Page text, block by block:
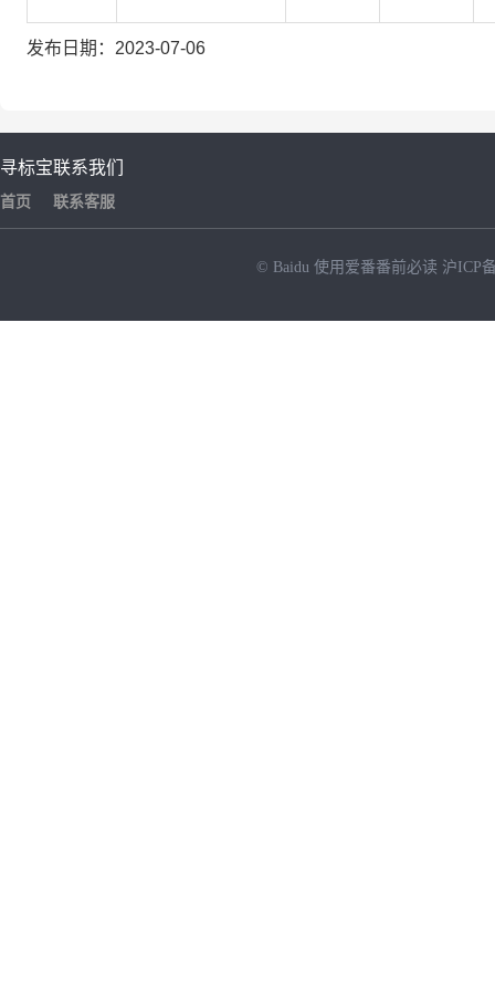
发布日期：2023-07-06
寻标宝
首页
联系我们
联系客服
© Baidu 使用爱番番前必读 沪ICP